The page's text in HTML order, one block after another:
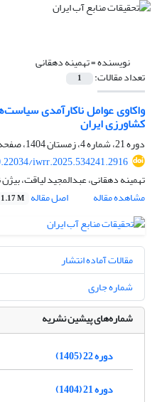
نویسنده =تهمینه دهقانی
تعداد مقالات: 1
واکاوی عوامل ناکارآمدی
کشاورزی ایران
دوره 21، شماره 4، زمستان 1404، صفحه
iwrr.2025.534241.2916
تهمینه دهقانی، عبدالمجید لیاقت،
مشاهده مقاله
اصل مقاله 1.17 M
مقالات آماده انتشار
شماره جاری
شماره‌های پیشین نشریه
دوره 22 (1405)
دوره 21 (1404)